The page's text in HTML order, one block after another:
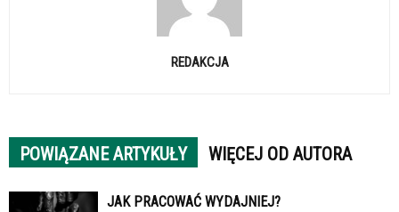
REDAKCJA
POWIĄZANE ARTYKUŁY WIĘCEJ OD AUTORA
JAK PRACOWAĆ WYDAJNIEJ?